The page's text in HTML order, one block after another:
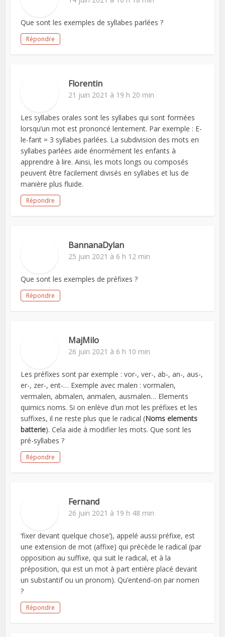
Que sont les exemples de syllabes parlées ?
Répondre
Florentin
21 juin 2021 à 19 h 20 min
Les syllabes orales sont les syllabes qui sont formées
lorsqu’un mot est prononcé lentement. Par exemple : E-
le-fant = 3 syllabes parlées. La subdivision des mots en
syllabes parlées aide énormément les enfants à
apprendre à lire. Ainsi, les mots longs ou composés
peuvent être facilement divisés en syllabes et lus de
manière plus fluide.
Répondre
BannanaDylan
25 juin 2021 à 6 h 12 min
Que sont les exemples de préfixes ?
Répondre
MajMilo
26 juin 2021 à 6 h 10 min
Les préfixes sont par exemple : vor-, ver-, ab-, an-, aus-,
er-, zer-, ent-… Exemple avec malen : vormalen,
vermalen, abmalen, anmalen, ausmalen… Elements
quimics noms. Si on enlève d’un mot les préfixes et les
suffixes, il ne reste plus que le radical (Noms elements
batterie). Cela aide à modifier les mots. Que sont les
pré-syllabes ?
Répondre
Fernand
26 juin 2021 à 19 h 48 min
‘fixer devant quelque chose’), appelé aussi préfixe, est
une extension de mot (affixe) qui précède le radical (par
opposition au suffixe, qui suit le radical, et à la
préposition, qui est un mot à part entière placé devant
un substantif ou un pronom). Qu’entend-on par nomen
?
Répondre